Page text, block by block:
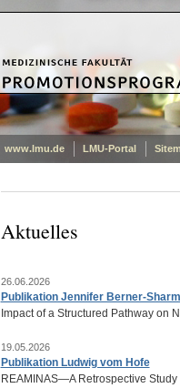
www.lmu.de LMU-Portal
Aktuelles
26.06.2026
Publikation Jennifer Berner-
Impact of a Structured Pathway on
19.05.2026
Publikation Ludwig vom Hofe
REAMINAS—A Retrospective